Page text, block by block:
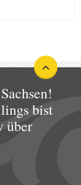
bist
über